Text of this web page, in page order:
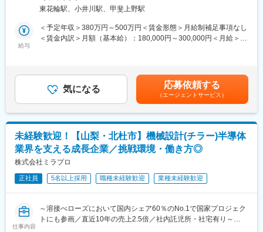
伸びていきます。
《時短のままキャリアアップ》
■キャリアの一例
業担当など、営業職以外のキャリアを選択
出
■評価制度：
評価制度に関しては営業能力等級評価とインセンティブ評価の2種
類があります。
◇営業能力等級：4ヶ月に1回、能力要件表に基づいて等級が決
定。
◇インセンティブ評価：4ヶ月平均値の実績に応じて決定。自身の
実績が給与・役職にしっかりと反映される実力主義の評価制度で
す。
において国内トップシェアを誇る同社にて、金属加工業務をご担
当いただきます。
最先端の加工機、マシニングが複数台あり、スキルアップを目指
している方にも最適な環境です。
加工業務をご担当いただきます。
・NC旋盤・マシニングセンタを用いた精密金属加工
・加工プログラム作成および加工条件の設定・調整
・新規製品の立ち上げや製造工程改善への参画
■こんな方におすすめ：
・高度な加工機で製品を作ってみたい方
■同社について：
品の組立下請けとしてスタート、直近約10年で売上高2.5倍と急成
長中の機能部品メーカーです。真空をコア技術とし、真空事業・
東花輪駅、小井川駅、甲斐上野駅
給与
＜予定年収＞380万円～500万円＜賃金形態＞月給制補足事項なし
＜賃金内訳＞月額（基本給）：180,000円～300,000円＜月給＞
んと評価に反映されます。賃金はあくまでも目安の金額であり、
選考を通じて上下する可能性があります。月給(月額)は固定手当を
気になる 応募依頼する
（エージェントサービス）
未経験歓迎！【山梨・北杜市】機械設計(チラー)半導体
業界を支える成長企業／挑戦環境・働き方◎
株式会社ミラプロ
正社員 5名以上採用 職種未経験歓迎 業種未経験歓迎
仕事内容
～溶接べローズにおいて国内シェア60％のNo.1で国家プロジェク
トにも参画／直近10年の売上2.5倍／社内託児所・社宅有り～